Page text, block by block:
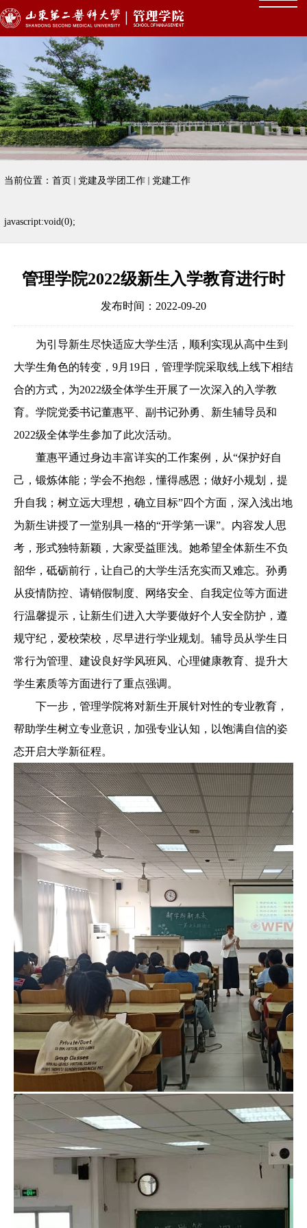
当前位置： 首页 党建及学团工作 党建工作
javascript:void(0);
管理学院2022级新生入学教育进行时
发布时间：2022-09-20
为引导新生尽快适应大学生活， 顺利 实现从高中生到
大学生角色的转变， 9月19日， 管理学院采取线上线下相结
合的方式，为2022级全体学生开展了一次深入的 入学教
育。 学院党委书记董惠平、副书记孙勇、新生辅导员和
2022级全体学生参加了此次活动。
董惠平通过身边丰富详实的工作案例，从“保护好自
己 ， 锻炼体能 ；学会不抱怨，懂得感恩 ； 做好小规划
，提
升自我 ； 树立远大理想，确立目标”四个方面，深入浅出地
为新生讲授了一堂别具一格的“开学第一课”。内容发人思
考，形式独特新颖，大家受益匪浅。她希望全体新生不负
韶华，砥砺前行，让自己的大学生活充实而又 难忘。 孙勇
从疫情防控、请销假制度、网络安全、自我定位等方面进
行温馨提示，让新生们进入大学要做好个人安全防护，遵
规守纪，爱校荣校，尽早进行学业规划。辅导员从学生日
常行为管理、建设良好学风班风、心理健康教育、提升大
学生素质等方面进行了重点强调。
下一步，管理学院将对新生开展针对性的专业教育，
帮助学生树立专业意识，加强专业认知，以饱满自信的姿
态开启大学新征程。